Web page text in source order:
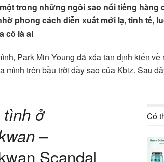
trong những ngôi sao nổi tiếng hàng
phong cách diễn xuất mới lạ, tinh tế,
cô là ai
Park Min Young đã xóa tan định kiến
mình trên bầu trời đầy sao của Kbiz. Sau
Có
tình ở
–
Scandal